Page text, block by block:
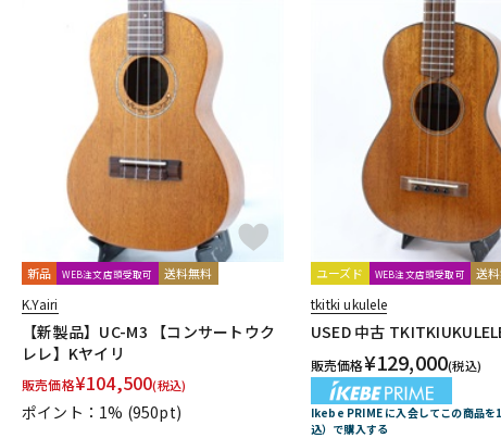
新品 WEB注文店頭受取可 送料無料
K.Yairi
【新製品】UC-M3 【コンサートウク
レレ】Kヤイリ
販売価格¥104,500(税込)
ポイント：1% (950pt)
ユーズド WEB注文店頭受取可 送
tkitki ukulele
USED 中古
販売価格¥129,000(税込)
Ikebe PRIME に入会してこの商品
込）で購入する